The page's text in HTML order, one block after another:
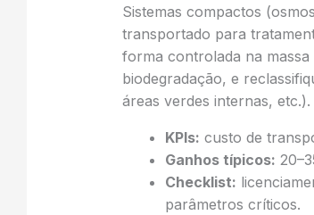
Sistemas compactos
transportado para
forma controlada na
biodegradação, e
áreas verdes internas, etc.).
KPIs: custo de
Ganhos típicos:
Checklist:
parâmetros críticos.